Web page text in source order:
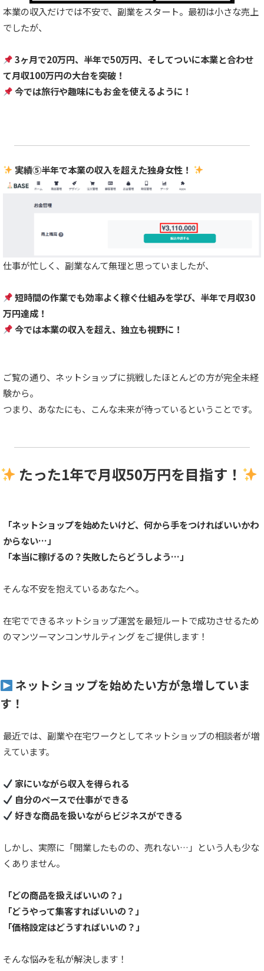
本業の収入だけでは不安で、副業をスタート。最初は小さな売上
でしたが、
3ヶ月で20万円、半年で50万円、そしてついに本業と合わせ
て月収100万円の大台を突破！
今では旅行や趣味にもお金を使えるように！
実績⑤半年で本業の収入を超えた独身女性！
仕事が忙しく、副業なんて無理と思っていましたが、
短時間の作業でも効率よく稼ぐ仕組みを学び、半年で月収30
万円達成！
今では本業の収入を超え、独立も視野に！
ご覧の通り、ネットショップに挑戦したほとんどの方が完全未経
験から。
つまり、あなたにも、こんな未来が待っているということです。
たった1年で月収50万円を目指す！
「ネットショップを始めたいけど、何から手をつければいいかわ
からない…」
「本当に稼げるの？失敗したらどうしよう…」
そんな不安を抱えているあなたへ。
在宅でできるネットショップ運営を最短ルートで成功させるため
のマンツーマンコンサルティング をご提供します！
ネットショップを始めたい方が急増していま
す！
最近では、副業や在宅ワークとしてネットショップの相談者が増
えています。
家にいながら収入を得られる
自分のペースで仕事ができる
好きな商品を扱いながらビジネスができる
しかし、実際に「開業したものの、売れない…」という人も少な
くありません。
「どの商品を扱えばいいの？」
「どうやって集客すればいいの？」
「価格設定はどうすればいいの？」
そんな悩みを私が解決します！